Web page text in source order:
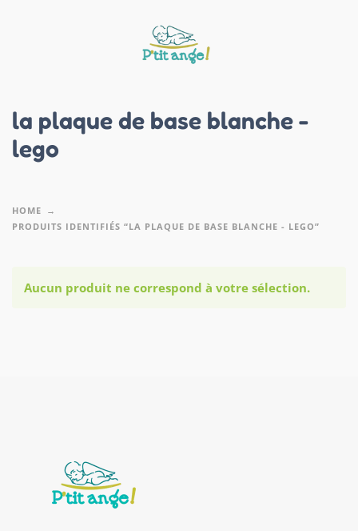
la plaque de base blanche -
lego
HOME
PRODUITS IDENTIFIÉS “LA PLAQUE DE BASE BLANCHE - LEGO”
Aucun produit ne correspond à votre sélection.